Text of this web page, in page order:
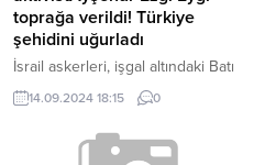
en çok hangi ilimizde üretilir
sorusunun cevabı olan ilimizin...
toprağa verildi! Türkiye
şehidini uğurladı
İsrail askerleri, işgal altındaki Batı
Şeria’da barışçıl bir gösteri
sırasında katılımcıların üzerine
ateş açmış, Filistinlilere destek
amacıyla gösteriye katılan ve ABD
14.09.2024 18:15 0